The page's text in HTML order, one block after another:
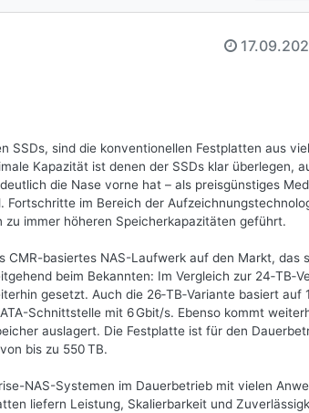
SSDs, sind die konventionellen Festplatten aus
Kapazität ist denen der SSDs klar überlegen,
die Nase vorne hat – als preisgünstiges
Fortschritte im Bereich der
zu immer höheren Speicherkapazitäten geführt.
CMR-basiertes NAS-Laufwerk auf den Markt, das
beim Bekannten: Im Vergleich zur
gesetzt. Auch die 26‑TB‑Variante basiert auf
Schnittstelle mit 6 Gbit/s. Ebenso kommt
auslagert. Die Festplatte ist für den
bis zu 550 TB.
NAS-Systemen im Dauerbetrieb mit vielen
liefern Leistung, Skalierbarkeit und